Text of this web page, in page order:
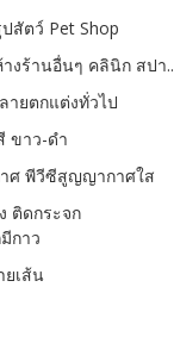
สัตว์ Pet Shop
งร้านอื่นๆ คลินิก สปา..
ายตกแต่งทั่วไป
ขาว-ดำ
ศ พีวีซีสูญญากาศใส
ติดกระจก
กาว
ยเส้น